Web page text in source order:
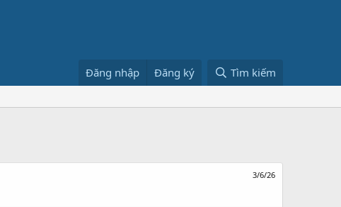
Đăng nhập Đăng ký Tìm kiếm
3/6/26